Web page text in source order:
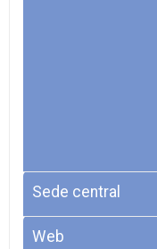
Sede central
Web